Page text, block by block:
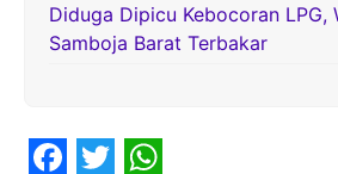
Diduga Dipicu Kebocoran LPG,
Samboja Barat Terbakar